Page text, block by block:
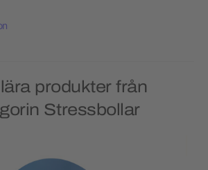
produkter från
Stressbollar